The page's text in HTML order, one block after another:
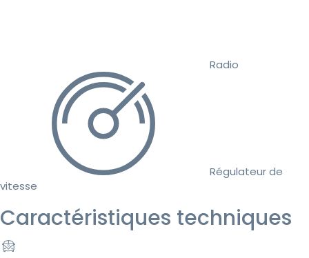
Radio
Régulateur de
vitesse
Caractéristiques techniques